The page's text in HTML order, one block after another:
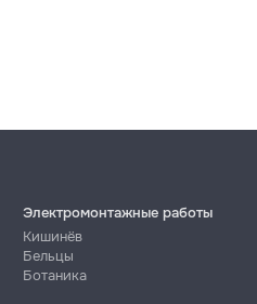
Электромонтажные работы
Кишинёв
Бельцы
Ботаника